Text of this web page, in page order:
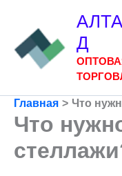
содержимому Д
Главная Что
Что